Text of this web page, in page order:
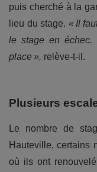
puis cherché à la
lieu du stage. « Il
le stage en échec.
place », relève-t-il.
Plusieurs
Le nombre de
Hauteville, certains
où ils ont